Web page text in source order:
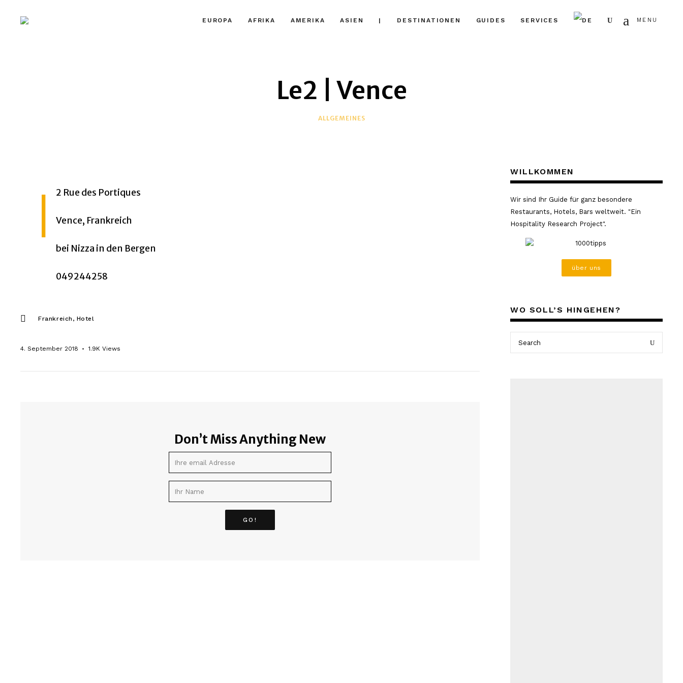
MENU
EUROPA AFRIKA AMERIKA ASIEN | DESTINATIONEN GUIDES SERVICES Search
Le2 | Vence
ALLGEMEINES
2 Rue des Portiques
Vence, Frankreich
bei Nizza in den Bergen
049244258
Frankreich Hotel
4. September 2018 1.9K Views
Don’t Miss Anything New
WILLKOMMEN
Wir sind Ihr Guide für ganz besondere
Restaurants, Hotels, Bars weltweit. "Ein
Hospitality Research Project".
über uns
WO SOLL’S HINGEHEN?
Search